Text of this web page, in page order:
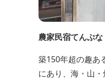
農家民宿てんぷな
築150年超の趣あ
にあり、海・山